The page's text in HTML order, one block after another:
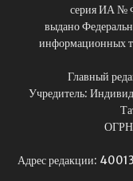
серия ИА №
выдано
информационных
Главный
Учредитель:
Адрес редакции: